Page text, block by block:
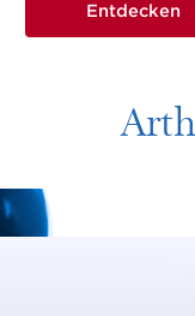
Entdecken